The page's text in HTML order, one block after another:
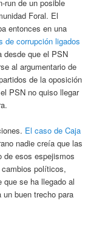
run de un posible
Foral. El
entonces en una
de corrupción ligados
desde que el PSN
al argumentario de
de la oposición
PSN no quiso llegar
El caso de Caja
nadie creía que las
de esos espejismos
políticos,
que se ha llegado al
buen trecho para